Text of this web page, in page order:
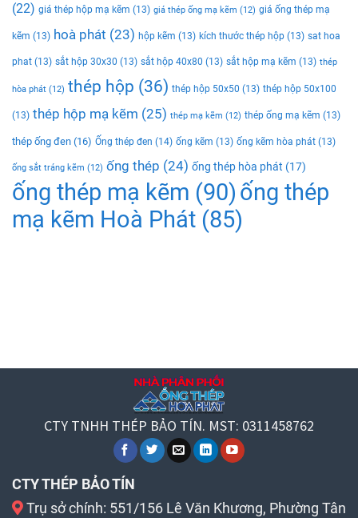
(22) giá thép hộp mạ kẽm (13) giá thép ống mạ kẽm (12) giá ống thép mạ
kẽm (13) hoà phát (23) hộp kẽm (13) kích thước thép hộp (13) sat hoa
phat (13) sắt hộp 30x30 (13) sắt hộp 40x80 (13) sắt hộp mạ kẽm (13) thép
hòa phát (12) thép hộp (36) thép hộp 50x50 (13) thép hộp 50x100
(13) thép hộp mạ kẽm (25) thép mạ kẽm (12) thép ống mạ kẽm (13)
thép ống đen (16) Ống thép đen (14) ống kẽm (13) ống kẽm hòa phát (13)
ống sắt tráng kẽm (12) ống thép (24) ống thép hòa phát (17)
ống thép mạ kẽm (90) ống thép
mạ kẽm Hoà Phát (85)
CTY TNHH THÉP BẢO TÍN. MST: 0311458762
CTY THÉP BẢO TÍN
Trụ sở chính: 551/156 Lê Văn Khương, Phường Tân